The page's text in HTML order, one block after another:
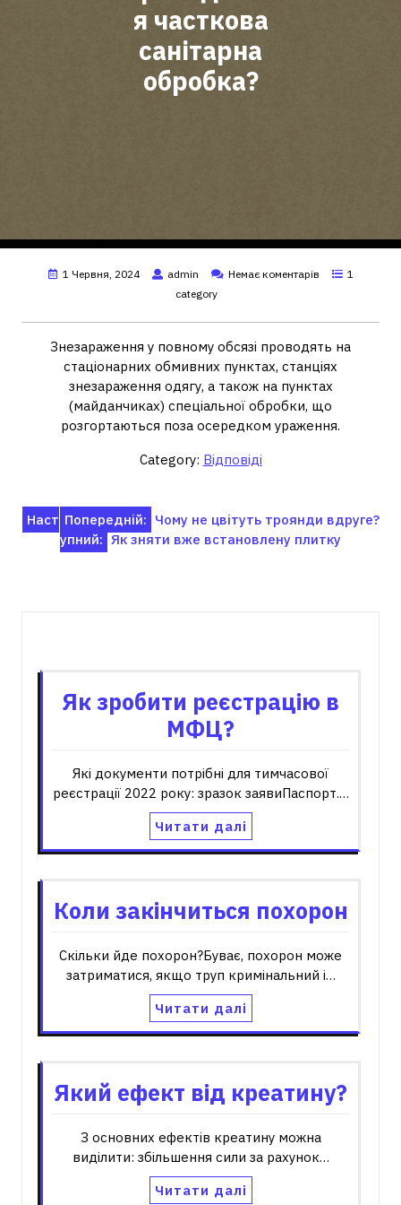
я часткова
санітарна
обробка?
1 Червня, 2024 admin Немає коментарів
1
category
Знезараження у повному обсязі проводять на
стаціонарних обмивних пунктах, станціях
знезараження одягу, а також на пунктах
(майданчиках) спеціальної обробки, що
розгортаються поза осередком ураження.
Category: Відповіді
Навігація
записів
Попередній: Чому не цвітуть троянди вдруге?
Наст
упний: Як зняти вже встановлену плитку
Як зробити реєстрацію в
МФЦ?
Які документи потрібні для тимчасової
реєстрації 2022 року: зразок заявиПаспорт.…
Читати далі
Коли закінчиться похорон
Скільки йде похорон?Буває, похорон може
затриматися, якщо труп кримінальний і…
Читати далі
Який ефект від креатину?
З основних ефектів креатину можна
виділити: збільшення сили за рахунок…
Читати далі